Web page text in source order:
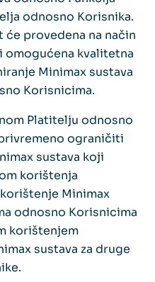
odnosno Korisnika.
provedena na način
omogućena kvalitetna
Minimax sustava
Korisnicima.
Platitelju odnosno
ograničiti
sustava koji
korištenja
Minimax
odnosno Korisnicima
korištenjem
sustava za druge